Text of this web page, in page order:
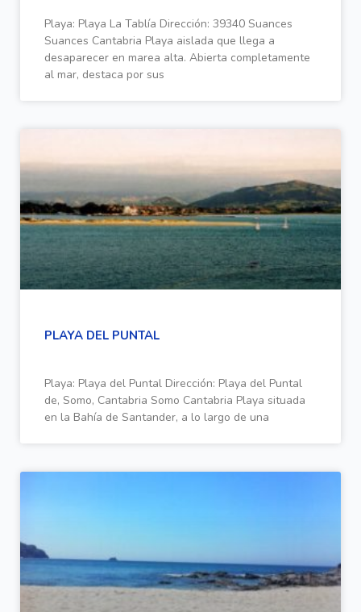
Playa: Playa La Tablía Dirección: 39340 Suances
Suances Cantabria Playa aislada que llega a
desaparecer en marea alta. Abierta completamente
al mar, destaca por sus
PLAYA DEL PUNTAL
Playa: Playa del Puntal Dirección: Playa del Puntal
de, Somo, Cantabria Somo Cantabria Playa situada
en la Bahía de Santander, a lo largo de una